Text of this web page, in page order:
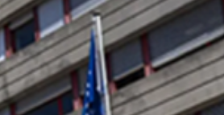
mtt_app/core/MY_Controller.php
mtt_app/controllers/News.php